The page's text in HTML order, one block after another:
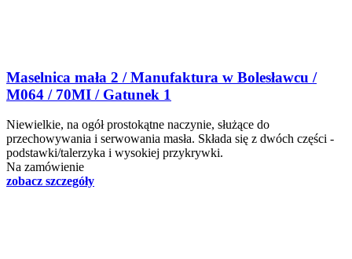
Maselnica mała 2 / Manufaktura w Bolesławcu /
M064 / 70MI / Gatunek 1
Niewielkie, na ogół prostokątne naczynie, służące do
przechowywania i serwowania masła. Składa się z dwóch części -
podstawki/talerzyka i wysokiej przykrywki.
Na zamówienie
zobacz szczegóły